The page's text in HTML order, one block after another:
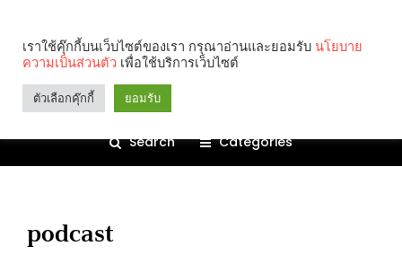
Search Categories
podcast
เราใช้คุ๊กกี้บนเว็บไซต์ของเรา กรุณาอ่านและยอมรับ นโยบาย
ความเป็นส่วนตัว เพื่อใช้บริการเว็บไซต์
ตัวเลือกคุ๊กกี้ ยอมรับ